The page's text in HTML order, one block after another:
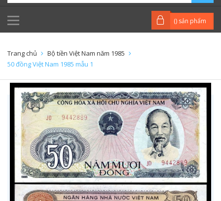
() sản phẩm
Trang chủ
Bộ tiền Việt Nam năm 1985
50 đồng Việt Nam 1985 mẫu 1